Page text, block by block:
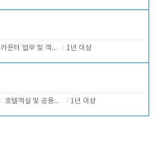
카운터 업무 및 객실관리(청소상태 확인, 객실판매) 1년 이상
호텔객실 및 공용시설 청소 관리 1년 이상